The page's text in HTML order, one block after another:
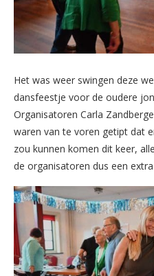
Het was weer swingen deze
dansfeestje voor de oudere
Organisatoren Carla
waren van te voren getipt dat
zou kunnen komen dit keer,
de organisatoren dus een